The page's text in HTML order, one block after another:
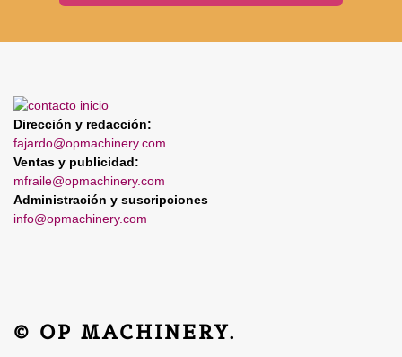
Dirección y redacción:
fajardo@opmachinery.com
Ventas y publicidad:
mfraile@opmachinery.com
Administración y suscripciones
info@opmachinery.com
© OP MACHINERY.